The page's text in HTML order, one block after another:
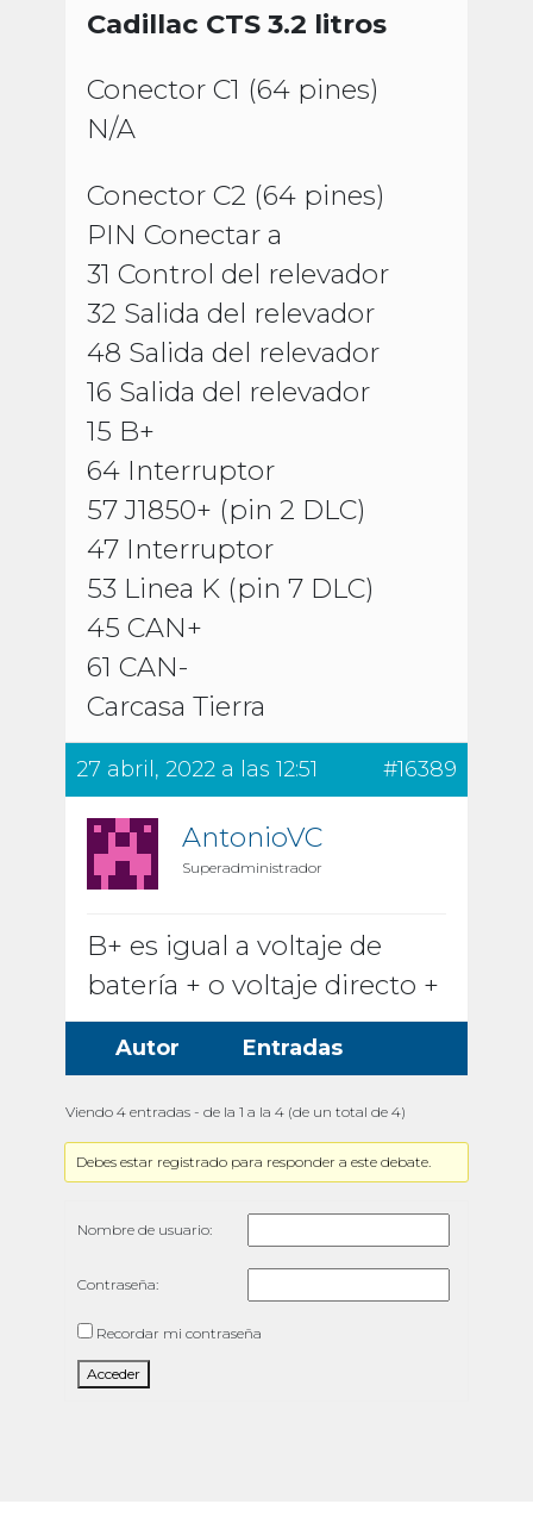
Cadillac CTS 3.2 litros
Conector C1 (64 pines)
N/A
Conector C2 (64 pines)
PIN Conectar a
31 Control del relevador
32 Salida del relevador
48 Salida del relevador
16 Salida del relevador
15 B+
64 Interruptor
57 J1850+ (pin 2 DLC)
47 Interruptor
53 Linea K (pin 7 DLC)
45 CAN+
61 CAN-
Carcasa Tierra
27 abril, 2022 a las 12:51 #16389
AntonioVC
Superadministrador
B+ es igual a voltaje de
batería + o voltaje directo +
Autor Entradas
Viendo 4 entradas - de la 1 a la 4 (de un total de 4)
Debes estar registrado para responder a este debate.
Nombre de usuario:
Contraseña:
Recordar mi contraseña
Acceder